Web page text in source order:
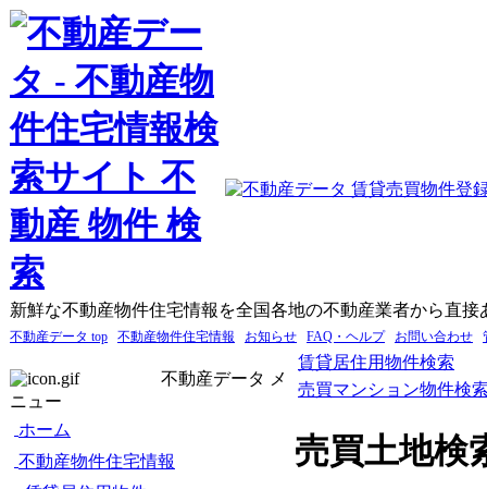
新鮮な不動産物件住宅情報を全国各地の不動産業者から直接
不動産データ top 不動産物件住宅情報 お知らせ FAQ・ヘルプ お問い合わせ
不動産データ メ
ニュー
ホーム
不動産物件住宅情報
賃貸居住用物件検索
売買マンション物件検
売買土地検